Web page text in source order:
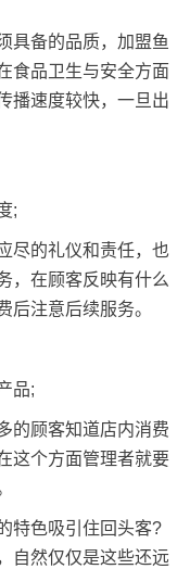
备的品质，加盟鱼
食品卫生与安全方面
播速度较快，一旦出
;
的礼仪和责任，也
，在顾客反映有什么
后注意后续服务。
品;
顾客知道店内消费
这个方面管理者就要
色吸引住回头客?
自然仅仅是这些还远